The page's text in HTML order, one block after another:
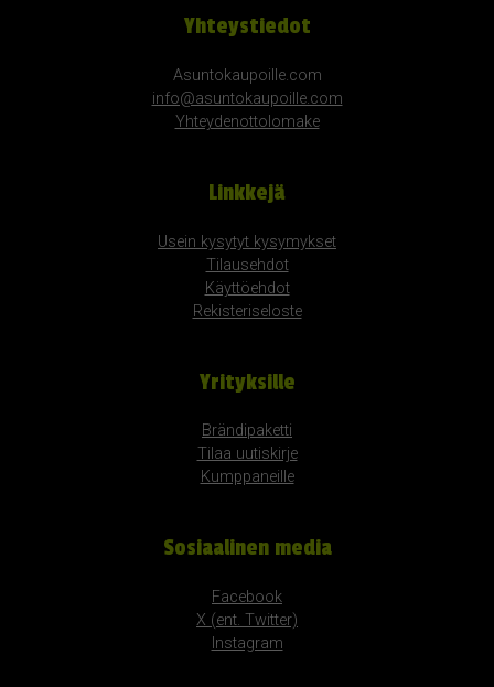
Yhteystiedot
Asuntokaupoille.com
info@asuntokaupoille.com
Yhteydenottolomake
Linkkejä
Usein kysytyt kysymykset
Tilausehdot
Käyttöehdot
Rekisteriseloste
Yrityksille
Brändipaketti
Tilaa uutiskirje
Kumppaneille
Sosiaalinen media
Facebook
X (ent. Twitter)
Instagram